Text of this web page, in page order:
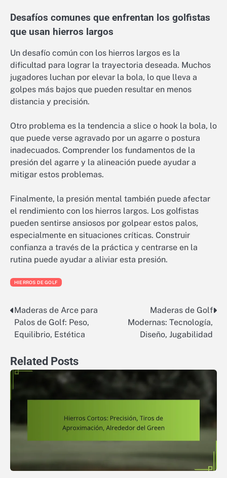
Desafíos comunes que enfrentan los golfistas
que usan hierros largos
Un desafío común con los hierros largos es la
dificultad para lograr la trayectoria deseada. Muchos
jugadores luchan por elevar la bola, lo que lleva a
golpes más bajos que pueden resultar en menos
distancia y precisión.
Otro problema es la tendencia a slice o hook la bola, lo
que puede verse agravado por un agarre o postura
inadecuados. Comprender los fundamentos de la
presión del agarre y la alineación puede ayudar a
mitigar estos problemas.
Finalmente, la presión mental también puede afectar
el rendimiento con los hierros largos. Los golfistas
pueden sentirse ansiosos por golpear estos palos,
especialmente en situaciones críticas. Construir
confianza a través de la práctica y centrarse en la
rutina puede ayudar a aliviar esta presión.
HIERROS DE GOLF
Post
navigation
Maderas de Arce para
Palos de Golf: Peso,
Equilibrio, Estética
Maderas de Golf
Modernas: Tecnología,
Diseño, Jugabilidad
Related Posts